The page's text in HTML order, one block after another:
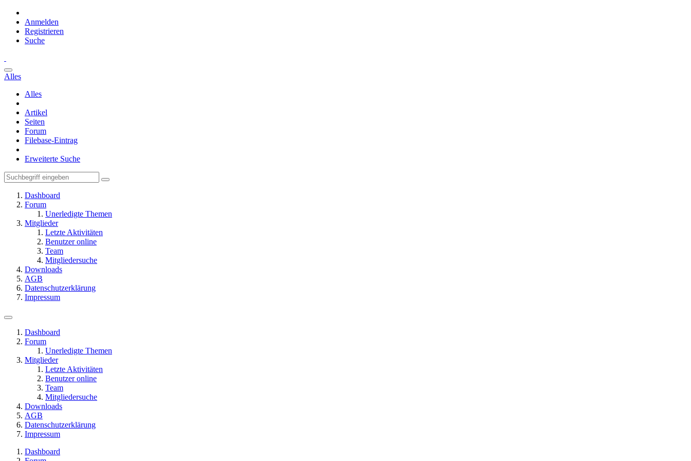
Anmelden
Registrieren
Suche
Alles
Alles
Artikel
Seiten
Forum
Filebase-Eintrag
Erweiterte Suche
Dashboard
Forum
Unerledigte Themen
Mitglieder
Letzte Aktivitäten
Benutzer online
Team
Mitgliedersuche
Downloads
AGB
Datenschutzerklärung
Impressum
Dashboard
Forum
Unerledigte Themen
Mitglieder
Letzte Aktivitäten
Benutzer online
Team
Mitgliedersuche
Downloads
AGB
Datenschutzerklärung
Impressum
Dashboard